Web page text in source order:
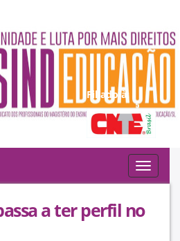
Filiado à:
Toggle
a ter perfil no